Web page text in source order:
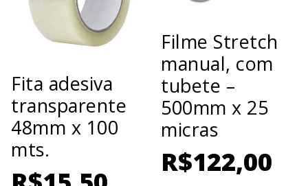
Fita adesiva
transparente
48mm x 100
mts.
Filme Stretch
manual, com
tubete –
500mm x 25
micras
R$122,00